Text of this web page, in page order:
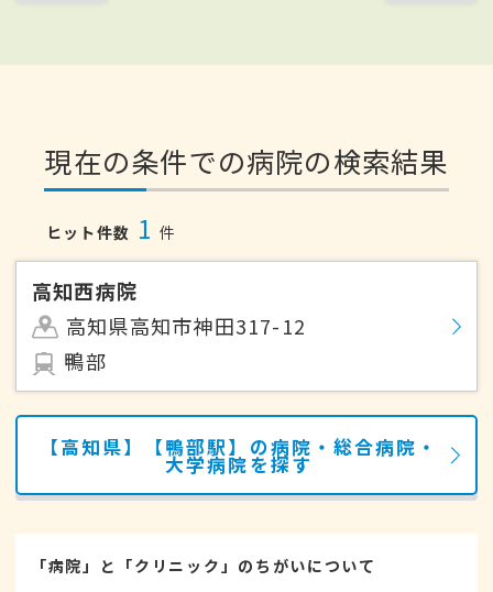
現在の条件での病院の検索結果
ヒット件数 1 件
高知西病院
高知県高知市神田317-12
鴨部
【高知県】【鴨部駅】の病院・総合病院・
大学病院を探す
「病院」と「クリニック」のちがいについて